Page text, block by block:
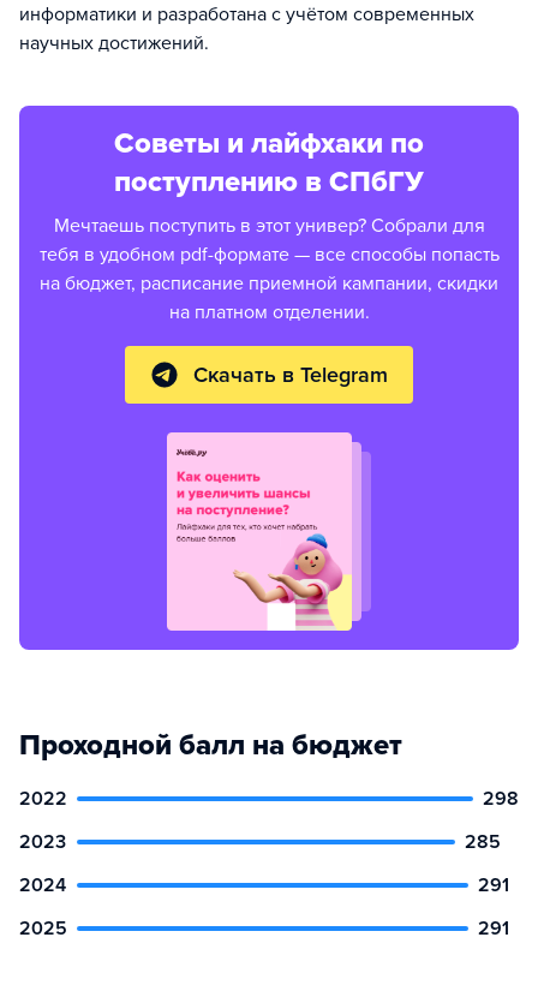
информатики и разработана с учётом современных
научных достижений.
Советы и лайфхаки по
поступлению в СПбГУ
Мечтаешь поступить в этот универ? Собрали для
тебя в удобном pdf-формате — все способы попасть
на бюджет, расписание приемной кампании, скидки
на платном отделении.
Скачать в Telegram
Проходной балл на бюджет
2022
298
2023
285
2024
291
2025
291